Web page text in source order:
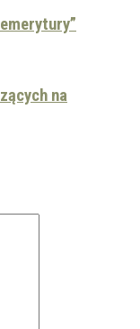
na